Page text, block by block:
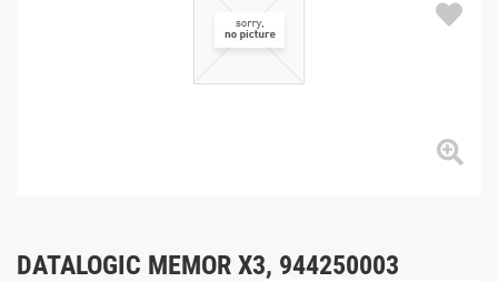
DATALOGIC MEMOR X3, 944250003